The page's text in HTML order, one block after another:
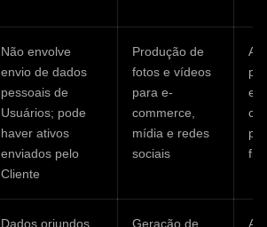
Não envolve
envio de dados
pessoais de
Usuários; pode
haver ativos
enviados pelo
Cliente
Produção de
fotos e vídeos
para e-
commerce,
mídia e redes
sociais
A
Dados oriundos
Geração de
A